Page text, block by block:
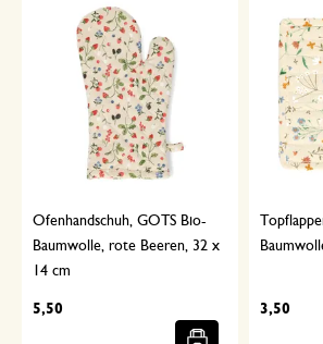
Ofenhandschuh, GOTS Bio-
Baumwolle, rote Beeren, 32 x
14 cm
5,50 3,50